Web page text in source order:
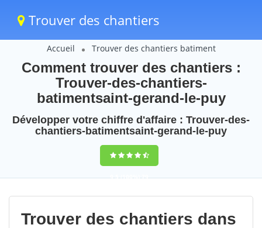
Trouver des chantiers
Accueil Trouver des chantiers batiment
Comment trouver des chantiers :
Trouver-des-chantiers-
batimentsaint-gerand-le-puy
Développer votre chiffre d'affaire : Trouver-des-
chantiers-batimentsaint-gerand-le-puy
9,5(100%)79
votes
Trouver des chantiers dans